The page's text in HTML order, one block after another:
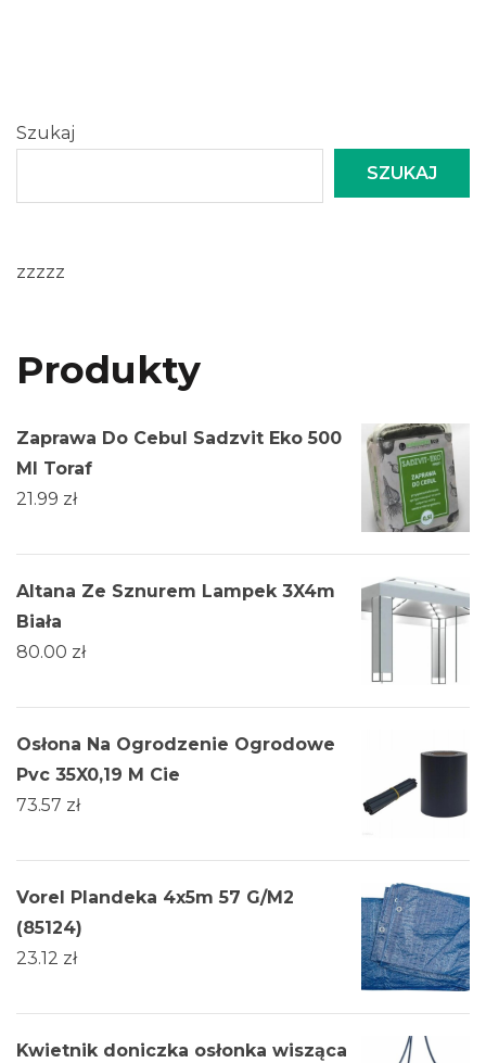
Szukaj
SZUKAJ
zzzzz
Produkty
Zaprawa Do Cebul Sadzvit Eko 500
Ml Toraf
21.99 zł
Altana Ze Sznurem Lampek 3X4m
Biała
80.00 zł
Osłona Na Ogrodzenie Ogrodowe
Pvc 35X0,19 M Cie
73.57 zł
Vorel Plandeka 4x5m 57 G/M2
(85124)
23.12 zł
Kwietnik doniczka osłonka wisząca